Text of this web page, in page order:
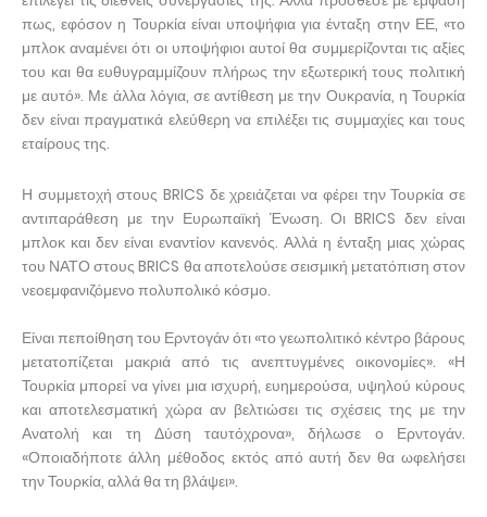
πως, εφόσον η Τουρκία είναι υποψήφια για ένταξη στην ΕΕ, «το
μπλοκ αναμένει ότι οι υποψήφιοι αυτοί θα συμμερίζονται τις αξίες
του και θα ευθυγραμμίζουν πλήρως την εξωτερική τους πολιτική
με αυτό». Με άλλα λόγια, σε αντίθεση με την Ουκρανία, η Τουρκία
δεν είναι πραγματικά ελεύθερη να επιλέξει τις συμμαχίες και τους
εταίρους της.
Η συμμετοχή στους BRICS δε χρειάζεται να φέρει την Τουρκία σε
αντιπαράθεση με την Ευρωπαϊκή Ένωση. Οι BRICS δεν είναι
μπλοκ και δεν είναι εναντίον κανενός. Αλλά η ένταξη μιας χώρας
του ΝΑΤΟ στους BRICS θα αποτελούσε σεισμική μετατόπιση στον
νεοεμφανιζόμενο πολυπολικό κόσμο.
Είναι πεποίθηση του Ερντογάν ότι «το γεωπολιτικό κέντρο βάρους
μετατοπίζεται μακριά από τις ανεπτυγμένες οικονομίες». «Η
Τουρκία μπορεί να γίνει μια ισχυρή, ευημερούσα, υψηλού κύρους
και αποτελεσματική χώρα αν βελτιώσει τις σχέσεις της με την
Ανατολή και τη Δύση ταυτόχρονα», δήλωσε ο Ερντογάν.
«Οποιαδήποτε άλλη μέθοδος εκτός από αυτή δεν θα ωφελήσει
την Τουρκία, αλλά θα τη βλάψει».